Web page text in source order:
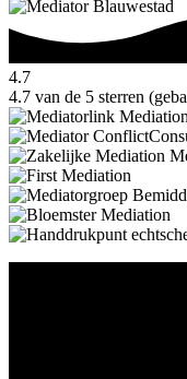
4.7
4.7 van de 5 sterren